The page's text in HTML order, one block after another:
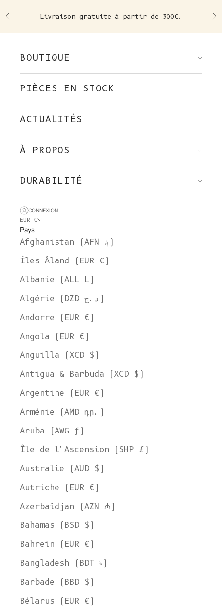
Précédent Livraison gratuite à partir de 300€.
BOUTIQUE
PIÈCES EN STOCK
ACTUALITÉS
À PROPOS
DURABILITÉ
CONNEXION
EUR €
Pays
Afghanistan (AFN ؋)
Îles Åland (EUR €)
Albanie (ALL L)
Algérie (DZD د.ج)
Andorre (EUR €)
Angola (EUR €)
Anguilla (XCD $)
Antigua & Barbuda (XCD $)
Argentine (EUR €)
Arménie (AMD դր.)
Aruba (AWG ƒ)
Île de l'Ascension (SHP £)
Australie (AUD $)
Autriche (EUR €)
Azerbaïdjan (AZN ₼)
Bahamas (BSD $)
Bahreïn (EUR €)
Bangladesh (BDT ৳)
Barbade (BBD $)
Bélarus (EUR €)